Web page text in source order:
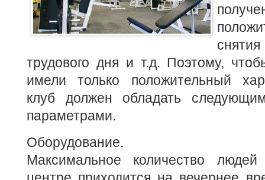
трудового дня и т.д. Поэтому,
имели только положительный
клуб должен обладать
параметрами.
Оборудование.
Максимальное количество